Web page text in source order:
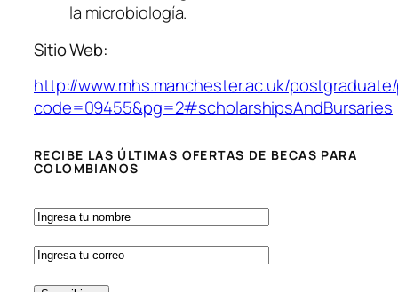
la microbiología.
Sitio Web:
http://www.mhs.manchester.ac.uk/
code=09455&pg=2#scholarshipsAndBursaries
RECIBE LAS ÚLTIMAS OFERTAS DE BECAS PARA
COLOMBIANOS